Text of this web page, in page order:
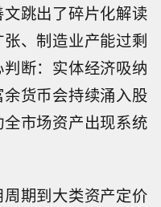
跳出了碎片化解读
、制造业产能过剩
断：实体经济吸纳
货币会持续涌入股
市场资产出现系统
期到大类资产定价